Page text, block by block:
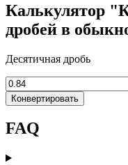
Калькулятор
дробей в
Десятичная дробь
Конвертировать
FAQ